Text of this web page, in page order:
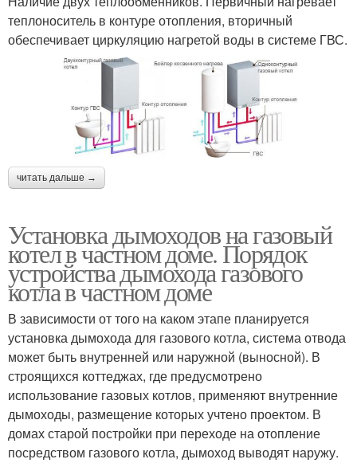
теплоноситель в контуре отопления, вторичный
обеспечивает циркуляцию нагретой воды в системе ГВС.
читать дальше →
Установка дымоходов на газовый
котел в частном доме. Порядок
устройства дымохода газового
котла в частном доме
В зависимости от того на каком этапе планируется
установка дымохода для газового котла, система отвода
может быть внутренней или наружной (выносной). В
строящихся коттеджах, где предусмотрено
использование газовых котлов, применяют внутренние
дымоходы, размещение которых учтено проектом. В
домах старой постройки при переходе на отопление
посредством газового котла, дымоход выводят наружу.